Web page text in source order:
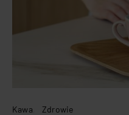
Kawa Zdrowie